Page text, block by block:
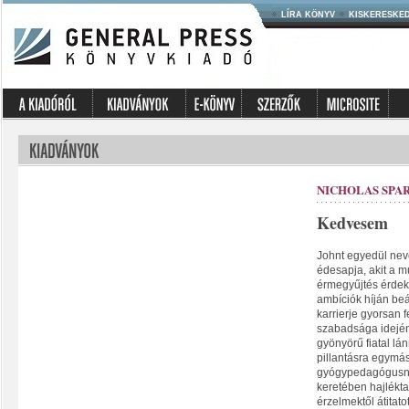
LÍRA KÖNYV
NICHOLAS
Kedvesem
Johnt egyedül
édesapja, akit a
érmegyűjtés
ambíciók híján
karrierje gyorsan
szabadsága
gyönyörű fiatal
pillantásra
keretében
érzelmektől